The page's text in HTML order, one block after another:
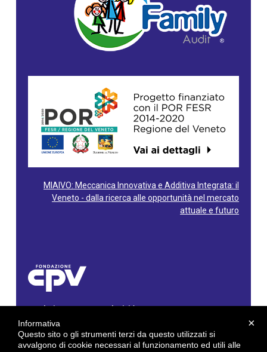
MIAIVO: Meccanica Innovativa e Additiva Integrata: il
Veneto - dalla ricerca alle opportunità nel mercato
attuale e futuro
Via Gioacchino Rossini, 60 - 36100 Vicenza - Italy
Tel. 0444/960500 - Fax 0444/1932220
C.F. e P. IVA: 02429800242
×
Informativa
Questo sito o gli strumenti terzi da questo utilizzati si
avvalgono di cookie necessari al funzionamento ed utili alle